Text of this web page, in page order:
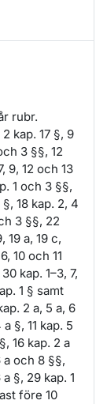
rubr.
kap. 17 §, 9
3 §§, 12
9, 12 och 13
1 och 3 §§,
§, 18 kap. 2, 4
3 §§, 22
19 a, 19 c,
10 och 11
kap. 1–3, 7,
1 § samt
2 a, 5 a, 6
§, 11 kap. 5
16 kap. 2 a
a och 8 §§,
§, 29 kap. 1
före 10